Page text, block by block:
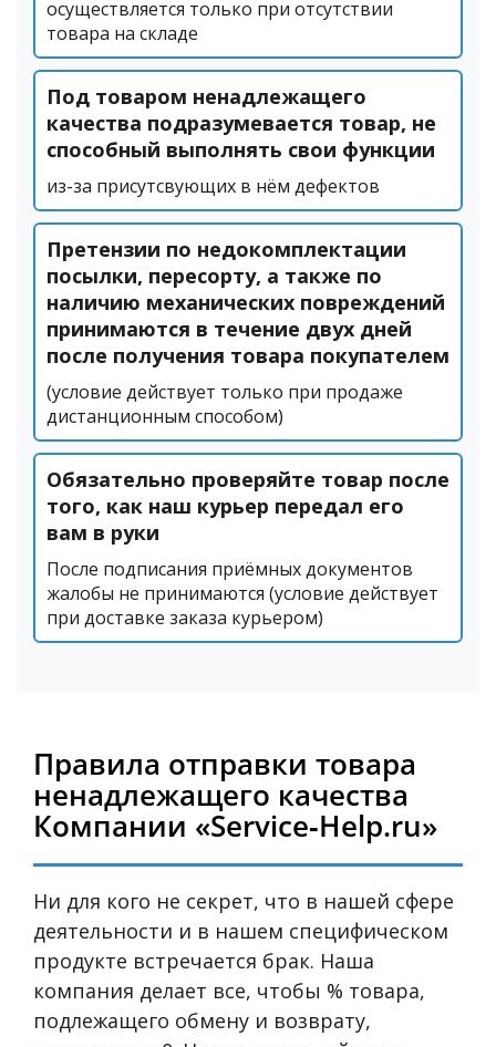
осуществляется только при отсутствии
товара на складе
Под товаром ненадлежащего
качества подразумевается товар, не
способный выполнять свои функции
из-за присутсвующих в нём дефектов
Претензии по недокомплектации
посылки, пересорту, а также по
наличию механических повреждений
принимаются в течение двух дней
после получения товара покупателем
(условие действует только при продаже
дистанционным способом)
Обязательно проверяйте товар после
того, как наш курьер передал его
вам в руки
После подписания приёмных документов
жалобы не принимаются (условие действует
при доставке заказа курьером)
Правила отправки товара
ненадлежащего качества
Компании «Service‑Help.ru»
Ни для кого не секрет, что в нашей сфере
деятельности и в нашем специфическом
продукте встречается брак. Наша
компания делает все, чтобы % товара,
подлежащего обмену и возврату,